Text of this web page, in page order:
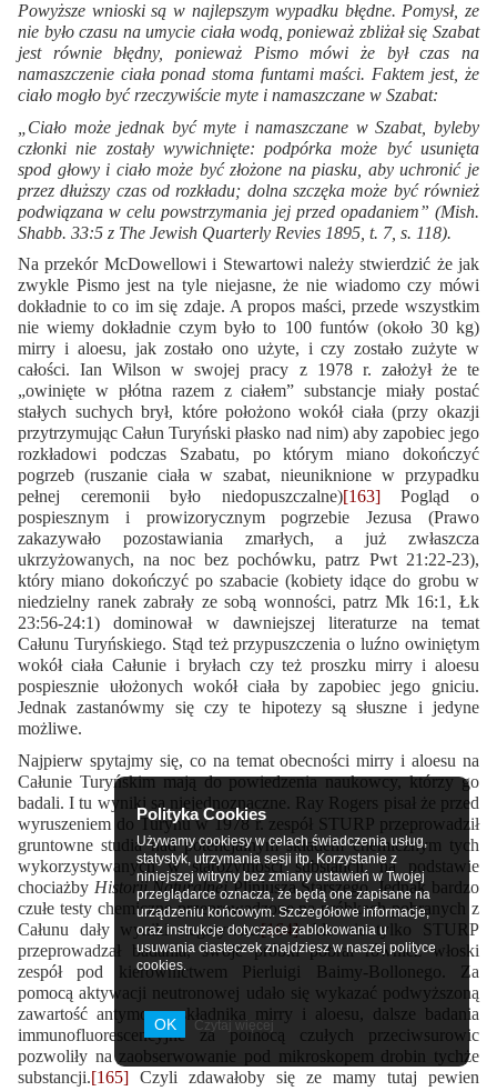
Powyższe wnioski są w najlepszym wypadku błędne. Pomysł, ze
nie było czasu na umycie ciała wodą, ponieważ zbliżał się Szabat
jest równie błędny, ponieważ Pismo mówi że był czas na
namaszczenie ciała ponad stoma funtami maści. Faktem jest, że
ciało mogło być rzeczywiście myte i namaszczane w Szabat:
„Ciało może jednak być myte i namaszczane w Szabat, byleby
członki nie zostały wywichnięte: podpórka może być usunięta
spod głowy i ciało może być złożone na piasku, aby uchronić je
przez dłuższy czas od rozkładu; dolna szczęka może być również
podwiązana w celu powstrzymania jej przed opadaniem” (Mish.
Shabb. 33:5 z The Jewish Quarterly Revies 1895, t. 7, s. 118).
Na przekór McDowellowi i Stewartowi należy stwierdzić że jak
zwykle Pismo jest na tyle niejasne, że nie wiadomo czy mówi
dokładnie to co im się zdaje. A propos maści, przede wszystkim
nie wiemy dokładnie czym było to 100 funtów (około 30 kg)
mirry i aloesu, jak zostało ono użyte, i czy zostało zużyte w
całości. Ian Wilson w swojej pracy z 1978 r. założył że te
„owinięte w płótna razem z ciałem” substancje miały postać
stałych suchych brył, które położono wokół ciała (przy okazji
przytrzymując Całun Turyński płasko nad nim) aby zapobiec jego
rozkładowi podczas Szabatu, po którym miano dokończyć
pogrzeb (ruszanie ciała w szabat, nieuniknione w przypadku
pełnej ceremonii było niedopuszczalne)[163]Pogląd o
pospiesznym i prowizorycznym pogrzebie Jezusa (Prawo
zakazywało pozostawiania zmarłych, a już zwłaszcza
ukrzyżowanych, na noc bez pochówku, patrz Pwt 21:22-23),
który miano dokończyć po szabacie (kobiety idące do grobu w
niedzielny ranek zabrały ze sobą wonności, patrz Mk 16:1, Łk
23:56-24:1) dominował w dawniejszej literaturze na temat
Całunu Turyńskiego. Stąd też przypuszczenia o luźno owiniętym
wokół ciała Całunie i bryłach czy też proszku mirry i aloesu
pospiesznie ułożonych wokół ciała by zapobiec jego gniciu.
Jednak zastanówmy się czy te hipotezy są słuszne i jedyne
możliwe.
Najpierw spytajmy się, co na temat obecności mirry i aloesu na
Całunie Turyńskim mają do powiedzenia naukowcy, którzy go
badali. I tu wyniki są niejednoznaczne. Ray Rogers pisał że przed
wyruszeniem do Turynu w 1978 r. zespół STURP przeprowadził
gruntowne studia nad potencjalnym składem chemicznym tych
wykorzystywanych w starożytności substancji, na podstawie
chociażby Historii NaturalnejPliniusza Starszego. Jednak bardzo
czułe testy chemiczne przeprowadzone na próbkach pobranych z
Całunu dały wyniki negatywne.[164]Ale nie tylko STURP
przeprowadzał badania, swoje próbki pobrał również włoski
zespół pod kierownictwem Pierluigi Baimy-Bollonego. Za
pomocą aktywacji neutronowej udało się wykazać podwyższoną
zawartość antymonu, składnika mirry i aloesu, dalsze badania
immunofluorescencyjne za pomocą czułych przeciwsurowic
pozwoliły na zaobserwowanie pod mikroskopem drobin tychże
substancji.[165] Czyli zdawałoby się ze mamy tutaj pewien
Polityka Cookies
Używamy cookiesy w celach świadczenia usług,
statystyk, utrzymania sesji itp. Korzystanie z
niniejszej witryny bez zmiany ustawień w Twojej
przeglądarce oznacza, że będą one zapisane na
urządzeniu końcowym. Szczegółowe informacje,
oraz instrukcje dotyczące zablokowania u
usuwania ciasteczek znajdziesz w naszej polityce
cookies.
OK Czytaj więcej